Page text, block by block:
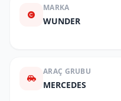
MARKA
WUNDER
ARAÇ GRUBU
MERCEDES